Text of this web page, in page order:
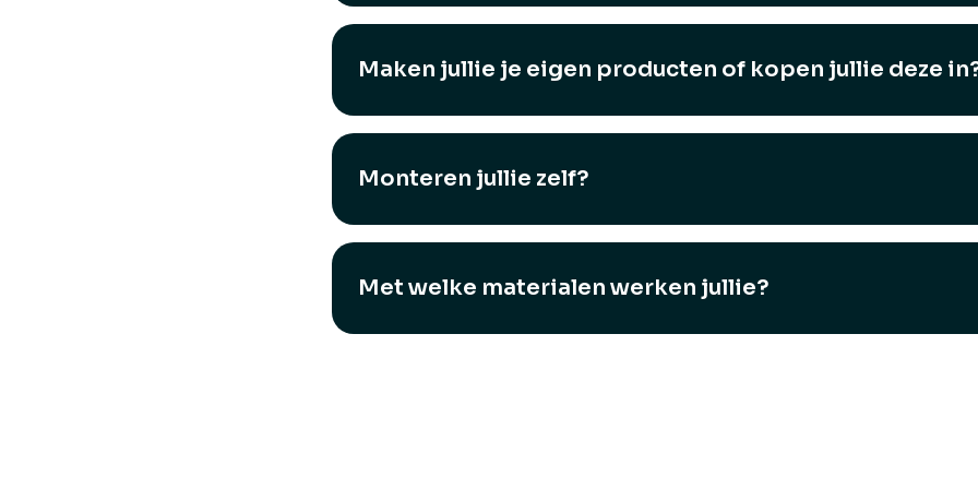
Maken jullie je eigen producten of kopen jullie deze
Monteren jullie zelf?
Met welke materialen werken jullie?